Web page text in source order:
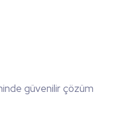
güvenilir çözüm